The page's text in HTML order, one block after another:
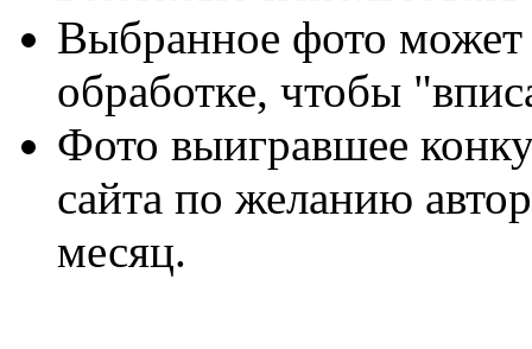
Выбранное фото может
обработке, чтобы
Фото выигравшее
сайта по желанию
месяц.